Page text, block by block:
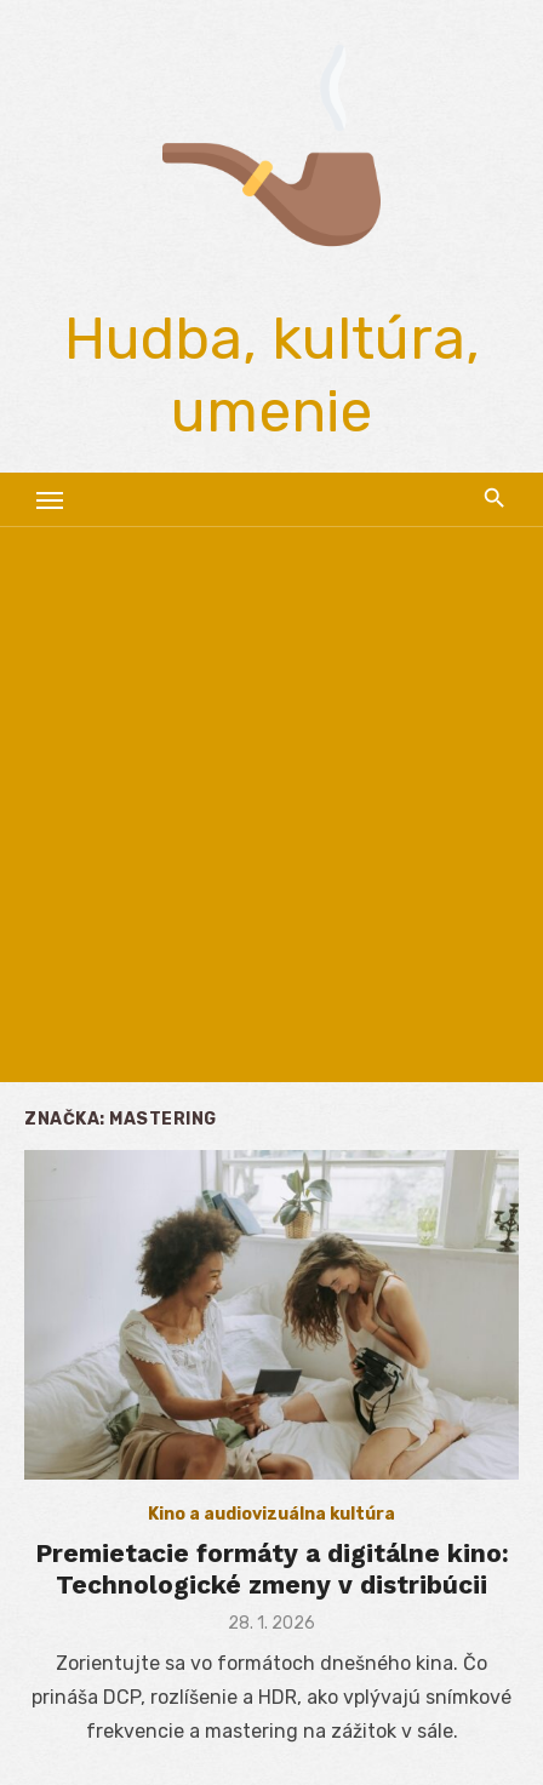
Hudba, kultúra,
umenie
ZNAČKA: MASTERING
Kino a audiovizuálna kultúra
Premietacie formáty a digitálne kino:
Technologické zmeny v distribúcii
Posted
28. 1. 2026
Zorientujte sa vo formátoch dnešného kina. Čo
prináša DCP, rozlíšenie a HDR, ako vplývajú snímkové
frekvencie a mastering na zážitok v sále.